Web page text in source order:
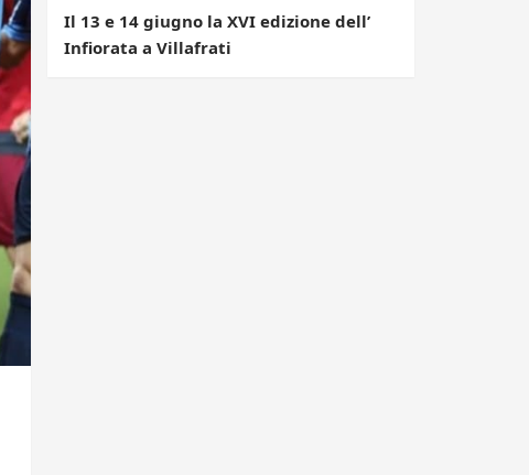
Il 13 e 14 giugno la XVI edizione dell’
Infiorata a Villafrati